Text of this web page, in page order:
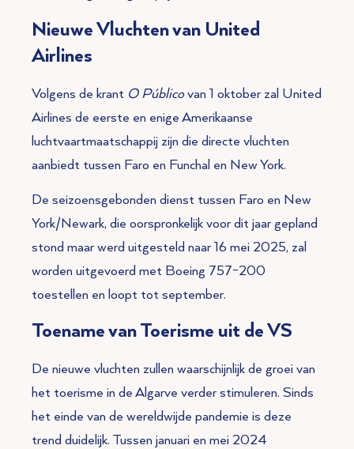
Nieuwe Vluchten van United
Airlines
Volgens de krant O Públicovan 1 oktober zal United
Airlines de eerste en enige Amerikaanse
luchtvaartmaatschappij zijn die directe vluchten
aanbiedt tussen Faro en Funchal en New York.
De seizoensgebonden dienst tussen Faro en New
York/Newark, die oorspronkelijk voor dit jaar gepland
stond maar werd uitgesteld naar 16 mei 2025, zal
worden uitgevoerd met Boeing 757-200
toestellen en loopt tot september.
Toename van Toerisme uit de VS
De nieuwe vluchten zullen waarschijnlijk de groei van
het toerisme in de Algarve verder stimuleren. Sinds
het einde van de wereldwijde pandemie is deze
trend duidelijk. Tussen januari en mei 2024